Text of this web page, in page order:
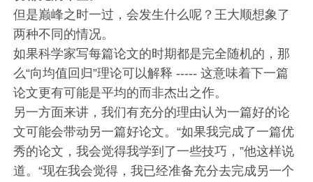
但是巅峰之时一过，会发生什么呢？王大顺想象了
两种不同的情况。
如果科学家写每篇论文的时期都是完全随机的，那
么“向均值回归”理论可以解释 ----- 这意味着下一篇
论文更有可能是平均的而非杰出之作。
另一方面来讲，我们有充分的理由认为一篇好的论
文可能会带动另一篇好论文。“如果我完成了一篇优
秀的论文，我会觉得我学到了一些技巧，”他这样说
道。“现在我会觉得，我已经准备充分去完成另一个